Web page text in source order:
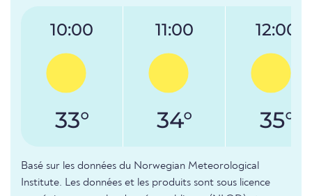
10:00
33°
11:00
34°
12:00
35°
Basé sur les données du Norwegian Meteorological
Institute. Les données et les produits sont sous licence